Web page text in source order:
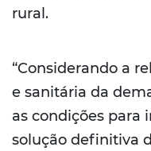
rural.
“Considerando a
e sanitária da
as condições para
solução definitiva